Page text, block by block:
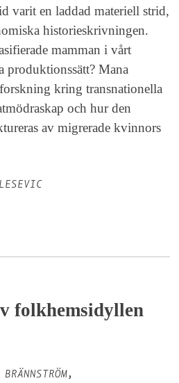
varit en laddad materiell strid,
historieskrivningen.
mamman i vårt
produktionssätt? Mana
kring transnationella
och hur den
av migrerade kvinnors
folkhemsidyllen